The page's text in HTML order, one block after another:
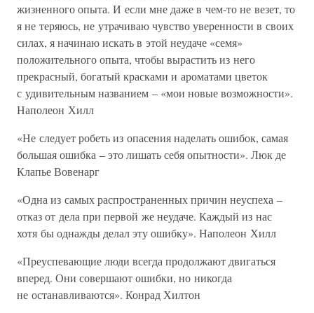
жизненного опыта. И если мне даже в чем-то не везет, то
я не теряюсь, не утрачиваю чувство уверенности в своих
силах, я начинаю искать в этой неудаче «семя»
положительного опыта, чтобы вырастить из него
прекрасный, богатый красками и ароматами цветок
с удивительным названием – «мои новые возможности».
Наполеон Хилл
«Не следует робеть из опасения наделать ошибок, самая
большая ошибка – это лишать себя опытности». Люк де
Клапье Вовенарг
«Одна из самых распространенных причин неуспеха –
отказ от дела при первой же неудаче. Каждый из нас
хотя бы однажды делал эту ошибку». Наполеон Хилл
«Преуспевающие люди всегда продолжают двигаться
вперед. Они совершают ошибки, но никогда
не останавливаются». Конрад Хилтон